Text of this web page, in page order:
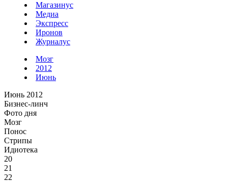
Магазинус
Медиа
Экспресс
Иронов
Журналус
Мозг
2012
Июнь
Июнь 2012
Бизнес-линч
Фото дня
Мозг
Понос
Стрипы
Идиотека
20
21
22